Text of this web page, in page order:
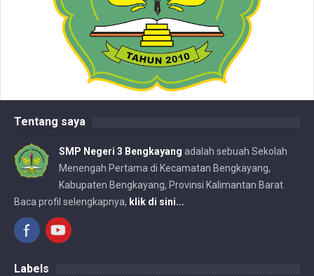
Tentang saya
SMP Negeri 3 Bengkayang adalah sebuah Sekolah
Menengah Pertama di Kecamatan Bengkayang,
Kabupaten Bengkayang, Provinsi Kalimantan Barat.
Baca profil selengkapnya, klik di sini...
Labels